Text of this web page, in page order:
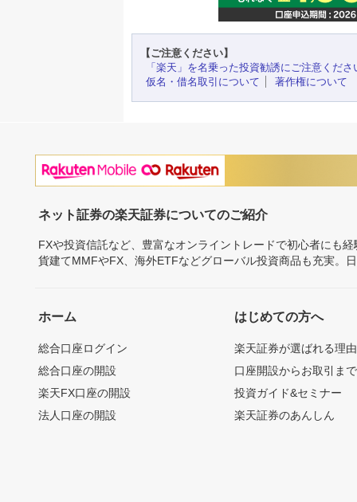
【ご注意ください】
「楽天」を名乗った投資勧誘にご注意くださ
仮名・借名取引について
著作権について
ネット証券の楽天証券についてのご紹介
FXや投資信託など、豊富なオンライントレードで初心者にも
貨建てMMFやFX、海外ETFなどグローバル投資商品も充実。
ホーム
総合口座ログイン
総合口座の開設
楽天FX口座の開設
法人口座の開設
はじめての方へ
楽天証券が選ばれる理由
口座開設からお取引ま
投資ガイド&セミナー
楽天証券のあんしん